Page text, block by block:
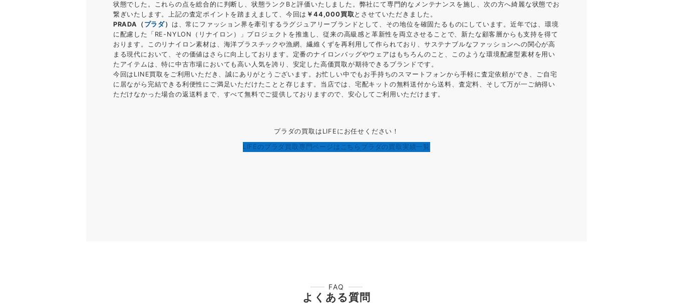
状態でした。これらの点を総合的に判断し、状態ランクBと評価いたしました。弊社にて専門的なメンテナンスを施し、次の方へ綺麗な状態でお
繋ぎいたします。上記の査定ポイントを踏まえまして、今回は ￥44,000買取 とさせていただきました。
PRADA（ プラダ） は、常にファッション界を牽引するラグジュアリーブランドとして、その地位を確固たるものにしています。近年では、環境
に配慮した「RE-NYLON（リナイロン）」プロジェクトを推進し、従来の高級感と革新性を両立させることで、新たな顧客層からも支持を得て
おります。このリナイロン素材は、海洋プラスチックや漁網、繊維くずを再利用して作られており、サステナブルなファッションへの関心が高
まる現代において、その価値はさらに向上しております。定番のナイロンバッグやウェアはもちろんのこと、このような環境配慮型素材を用い
たアイテムは、特に中古市場においても高い人気を誇り、安定した高価買取が期待できるブランドです。
今回はLINE買取をご利用いただき、誠にありがとうございます。お忙しい中でもお手持ちのスマートフォンから手軽に査定依頼ができ、ご自宅
に居ながら完結できる利便性にご満足いただけたことと存じます。当店では、宅配キットの無料送付から送料、査定料、そして万が一ご納得い
ただけなかった場合の返送料まで、すべて無料でご提供しておりますので、安心してご利用いただけます。
プラダの買取はLIFEにお任せください！
LIFEのプラダ買取専門ページはこちら プラダの買取実績一覧
FAQ
よくある質問